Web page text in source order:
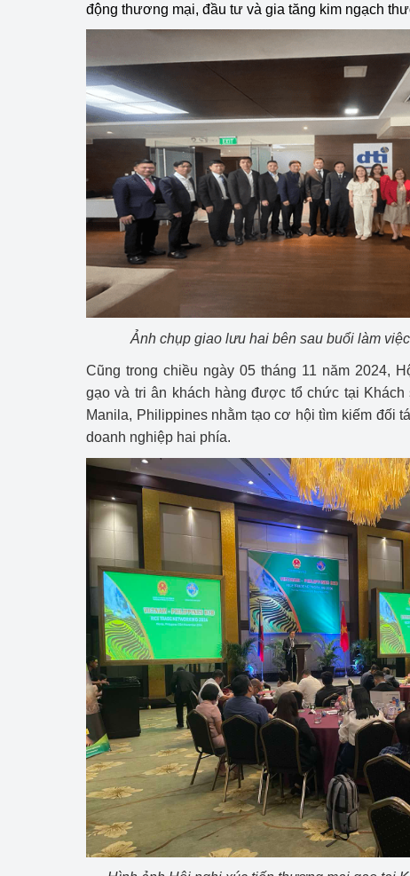
động thương mại, đầu tư và gia tăng kim ngạch
Ảnh chụp giao lưu hai bên sau buổi làm
Cũng trong chiều ngày 05 tháng 11 năm 2024,
gạo và tri ân khách hàng được tổ chức tại Khách
Manila, Philippines nhằm tạo cơ hội tìm kiếm đối
doanh nghiệp hai phía.